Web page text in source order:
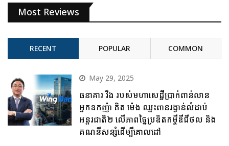
Most Reviews
RECENT POPULAR COMMON
May 29, 2025
ធនាគារ វីង របស់មហាសេដ្ឋីប្រាក់ពាន់លាន
អ្នកឧកញ៉ា គិត ម៉េង ឈ្នះពានរង្វាន់លំដាប់
អន្តរជាតិ២ លើភាពច្នៃប្រឌិតកម្ចីឌីជីថល និង
គណនីសន្សំដើម្បីគោលដៅ